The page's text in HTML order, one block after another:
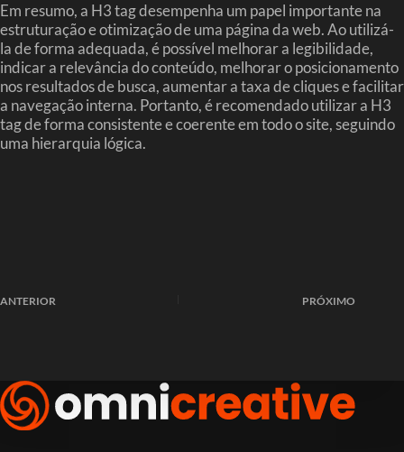
Em resumo, a H3 tag desempenha um papel importante na
estruturação e otimização de uma página da web. Ao utilizá-
la de forma adequada, é possível melhorar a legibilidade,
indicar a relevância do conteúdo, melhorar o posicionamento
nos resultados de busca, aumentar a taxa de cliques e facilitar
a navegação interna. Portanto, é recomendado utilizar a H3
tag de forma consistente e coerente em todo o site, seguindo
uma hierarquia lógica.
ANTERIOR PRÓXIMO